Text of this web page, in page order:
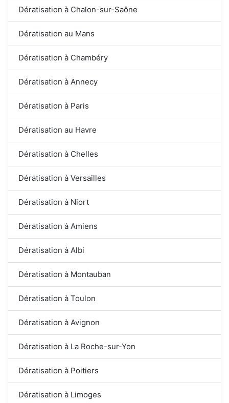
Dératisation à Chalon-sur-Saône
Dératisation au Mans
Dératisation à Chambéry
Dératisation à Annecy
Dératisation à Paris
Dératisation au Havre
Dératisation à Chelles
Dératisation à Versailles
Dératisation à Niort
Dératisation à Amiens
Dératisation à Albi
Dératisation à Montauban
Dératisation à Toulon
Dératisation à Avignon
Dératisation à La Roche-sur-Yon
Dératisation à Poitiers
Dératisation à Limoges